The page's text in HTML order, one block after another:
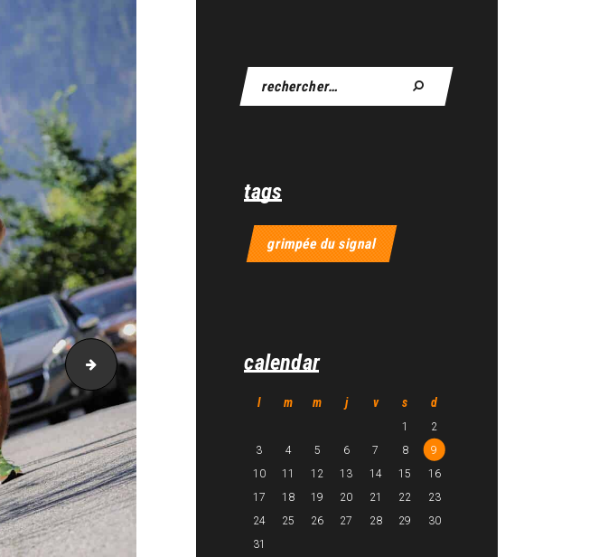
AH21_5298
tags
grimpée du signal
calendar
l m m j v s d
1
2
3
4 5 6 7 8
9
10
11 12 13 14 15
16
17
18 19 20 21 22
23
24
25 26 27 28 29
30
31